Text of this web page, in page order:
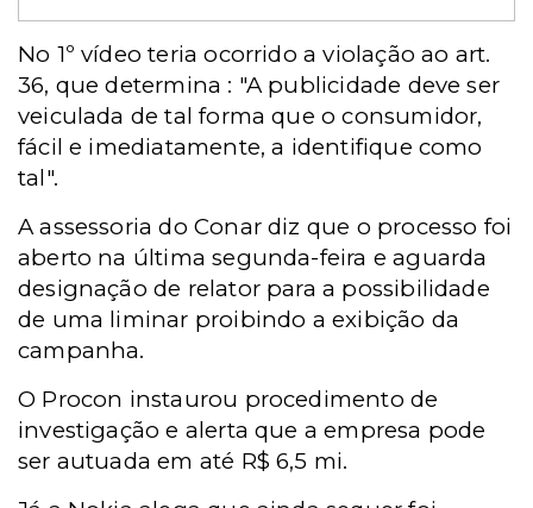
No 1º vídeo teria ocorrido a violação ao art.
36, que determina : "A publicidade deve ser
veiculada de tal forma que o consumidor,
fácil e imediatamente, a identifique como
tal".
A assessoria do Conar diz que o processo foi
aberto na última segunda-feira e aguarda
designação de relator para a possibilidade
de uma liminar proibindo a exibição da
campanha.
O Procon instaurou procedimento de
investigação e alerta que a empresa pode
ser autuada em até R$ 6,5 mi.